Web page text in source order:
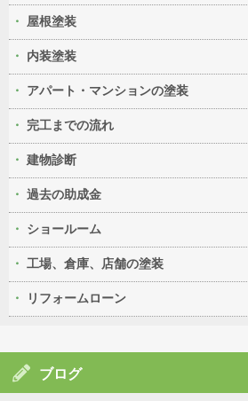
屋根塗装
内装塗装
アパート・マンションの塗装
完工までの流れ
建物診断
過去の助成金
ショールーム
工場、倉庫、店舗の塗装
リフォームローン
ブログ